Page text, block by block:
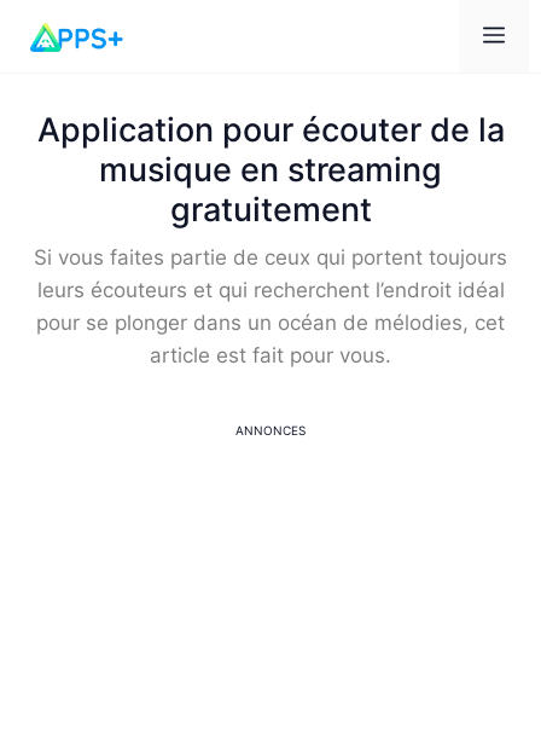
Application pour écouter de la
musique en streaming
gratuitement
Si vous faites partie de ceux qui portent toujours
leurs écouteurs et qui recherchent l’endroit idéal
pour se plonger dans un océan de mélodies, cet
article est fait pour vous.
ANNONCES